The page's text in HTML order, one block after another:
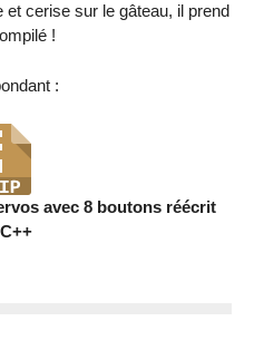
cerise sur le gâteau, il prend
!
:
avec 8 boutons réécrit